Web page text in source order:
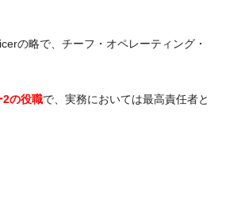
の略で、チーフ・オペレーティング・
2の役職で、実務においては最高責任者と